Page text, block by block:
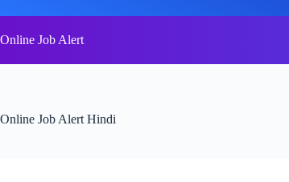
to
content
Online Job Alert
Online Job Alert Hindi